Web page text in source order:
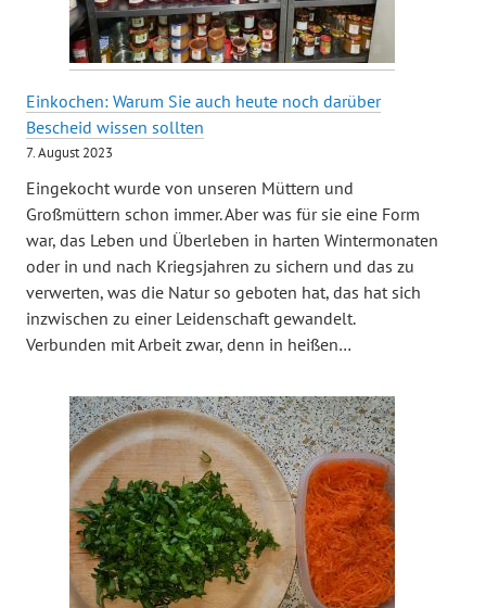
Einkochen: Warum Sie auch heute noch darüber
Bescheid wissen sollten
7. August 2023
Eingekocht wurde von unseren Müttern und
Großmüttern schon immer. Aber was für sie eine Form
war, das Leben und Überleben in harten Wintermonaten
oder in und nach Kriegsjahren zu sichern und das zu
verwerten, was die Natur so geboten hat, das hat sich
inzwischen zu einer Leidenschaft gewandelt.
Verbunden mit Arbeit zwar, denn in heißen…